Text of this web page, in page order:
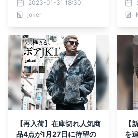
2023-01-31 18:30
joker
【再入荷】在庫切れ人気商
品4点が1月27日に待望の
【
を